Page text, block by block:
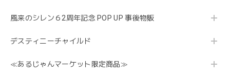
風来のシレン６2周年記念 POP UP 事後物販
デスティニーチャイルド
≪あるじゃんマーケット限定商品≫